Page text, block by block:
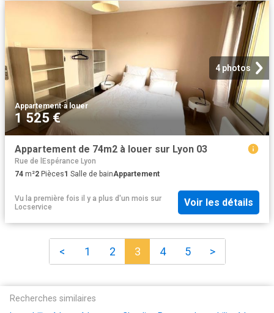
4 photos
Appartement·à louer
1 525 €
Appartement de 74m2 à louer sur Lyon 03
Rue de lEspérance Lyon
74 m²2 Pièces1 Salle de bainAppartement
Vu la première fois il y a plus d'un mois sur
Locservice
Voir les détails
< 1 2 3 4 5 >
Recherches similaires